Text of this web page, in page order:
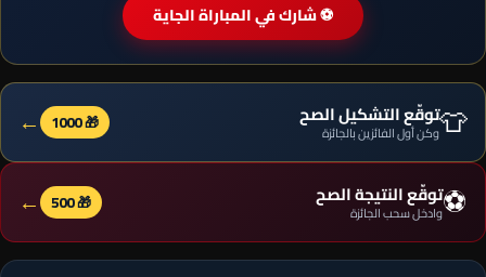
⚽ شارك في المباراة الجاية
👕توقّع التشكيل الصح
وكن أول الفائزين بالجائزة 🎁 1000
←
⚽توقّع النتيجة الصح
وادخل سحب الجائزة 🎁 500
←